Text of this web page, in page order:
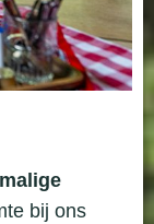
bij ons